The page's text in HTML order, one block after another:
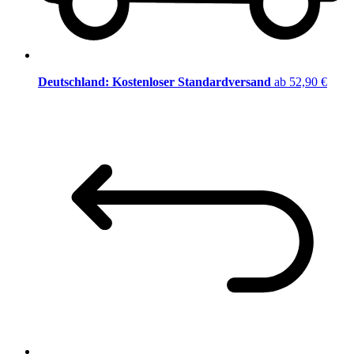
Deutschland: Kostenloser Standardversand ab 52,90 €